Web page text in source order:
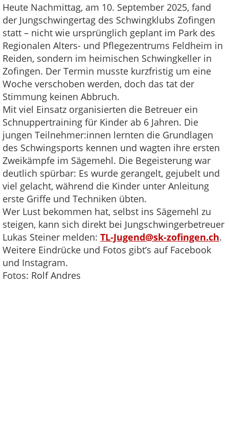
Heute Nachmittag, am 10. September 2025, fand
der Jungschwingertag des Schwingklubs Zofingen
statt – nicht wie ursprünglich geplant im Park des
Regionalen Alters- und Pflegezentrums Feldheim in
Reiden, sondern im heimischen Schwingkeller in
Zofingen. Der Termin musste kurzfristig um eine
Woche verschoben werden, doch das tat der
Stimmung keinen Abbruch.
Mit viel Einsatz organisierten die Betreuer ein
Schnuppertraining für Kinder ab 6 Jahren. Die
jungen Teilnehmer:innen lernten die Grundlagen
des Schwingsports kennen und wagten ihre ersten
Zweikämpfe im Sägemehl. Die Begeisterung war
deutlich spürbar: Es wurde gerangelt, gejubelt und
viel gelacht, während die Kinder unter Anleitung
erste Griffe und Techniken übten.
Wer Lust bekommen hat, selbst ins Sägemehl zu
steigen, kann sich direkt bei Jungschwingerbetreuer
Lukas Steiner melden: TL-Jugend@sk-zofingen.ch.
Weitere Eindrücke und Fotos gibt’s auf Facebook
und Instagram.
Fotos: Rolf Andres